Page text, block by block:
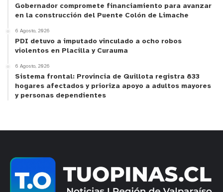
Gobernador compromete financiamiento para avanzar
en la construcción del Puente Colón de Limache
6 Agosto, 2026
PDI detuvo a imputado vinculado a ocho robos
violentos en Placilla y Curauma
6 Agosto, 2026
Sistema frontal: Provincia de Quillota registra 833
hogares afectados y prioriza apoyo a adultos mayores
y personas dependientes